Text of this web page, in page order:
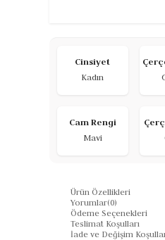
Cinsiyet
Kadın
Cam Rengi
Mavi
Ürün Özellikleri
Yorumlar(0)
Ödeme Seçenekleri
Teslimat Koşulları
İade ve Değişim